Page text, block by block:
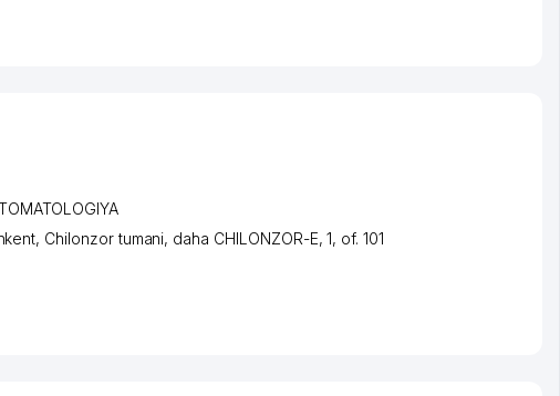
, Chilonzor tumani, daha CHILONZOR-E, 1, of. 101